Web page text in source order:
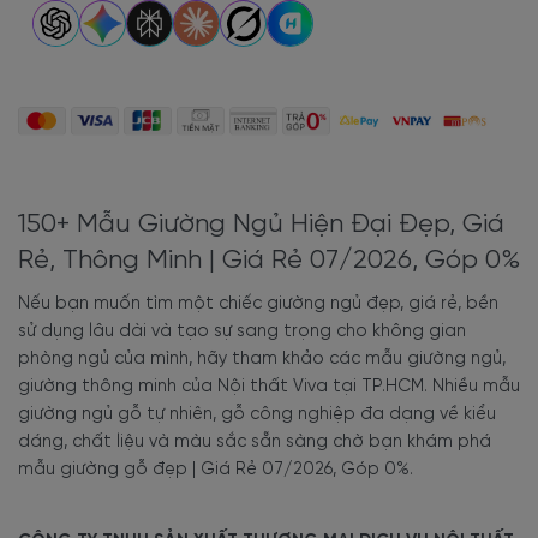
Combogiường ngủ+ tủ quần áo + bàn trang điểm
1m4, 1m6, 1m8, 2m2 tại Nội thất Viva giá chỉ từ 2.500.000
Giường Ngủ MDF Đẹp Màu Vàng Vân Gỗ Giá Rẻ
Mẫu Giường Ngủ Gỗ MDF Đẹp Phủ Melamine Bệt Màu
4. Mẫu giường ngủ gỗ đẹp
giá rẻ TP.HCM
4.1. Mẫu giường ngủ gỗ
150+ Mẫu Giường Ngủ Hiện Đại Đẹp, Giá
Rẻ, Thông Minh | Giá Rẻ 07/2026, Góp 0%
Nếu bạn muốn tìm một chiếc giường ngủ đẹp, giá rẻ, bền
sử dụng lâu dài và tạo sự sang trọng cho không gian
phòng ngủ của mình, hãy tham khảo các mẫu giường ngủ,
giường thông minh của Nội thất Viva tại TP.HCM. Nhiều mẫu
giường ngủ gỗ tự nhiên, gỗ công nghiệp đa dạng về kiểu
dáng, chất liệu và màu sắc sẵn sàng chờ bạn khám phá
mẫu giường gỗ đẹp | Giá Rẻ 07/2026, Góp 0%.